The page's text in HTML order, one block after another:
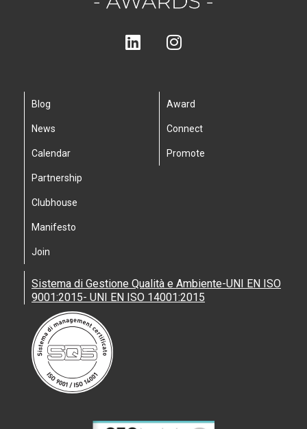
Blog
News
Calendar
Partnership
Clubhouse
Manifesto
Join
Award
Connect
Promote
Sistema di Gestione Qualità e Ambiente-UNI EN ISO
9001:2015- UNI EN ISO 14001:2015